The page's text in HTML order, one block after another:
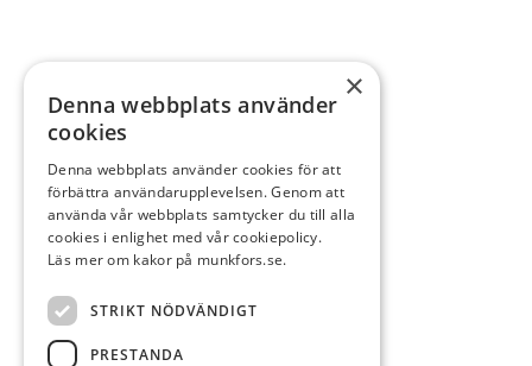
×
Denna webbplats använder
cookies
Denna webbplats använder cookies för att
förbättra användarupplevelsen. Genom att
använda vår webbplats samtycker du till alla
cookies i enlighet med vår cookiepolicy.
Läs mer om kakor på munkfors.se.
STRIKT NÖDVÄNDIGT
PRESTANDA